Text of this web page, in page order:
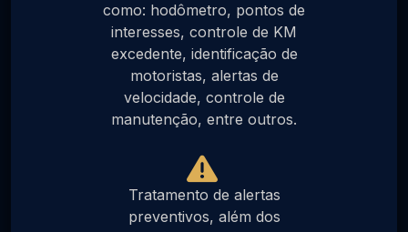
como: hodômetro, pontos de
interesses, controle de KM
excedente, identificação de
motoristas, alertas de
velocidade, controle de
manutenção, entre outros.
Tratamento de alertas
preventivos, além dos